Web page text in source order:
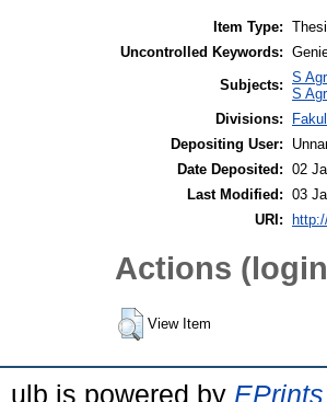
Item Type:
Uncontrolled Keywords:
Subjects: S
S
Divisions:
Depositing User:
Date Deposited: 02
Last Modified: 03
URI:
Actions
View Item
ulb is powered by